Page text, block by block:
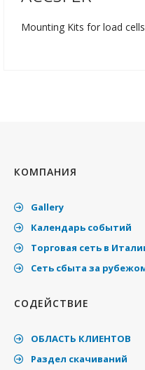
Mounting Kits for load cells
КОМПАНИЯ
Gallery
Календарь событий
Торговая сеть в
Cеть сбыта за
СОДЕЙСТВИЕ
ОБЛАСТЬ КЛИЕНТОВ
Раздел скачиваний